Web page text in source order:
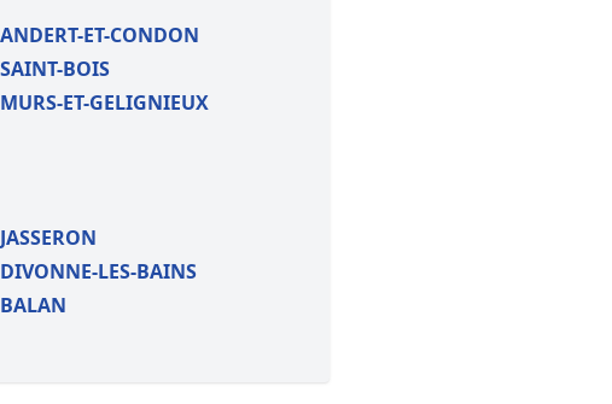
ANDERT-ET-CONDON
SAINT-BOIS
MURS-ET-GELIGNIEUX
JASSERON
DIVONNE-LES-BAINS
BALAN